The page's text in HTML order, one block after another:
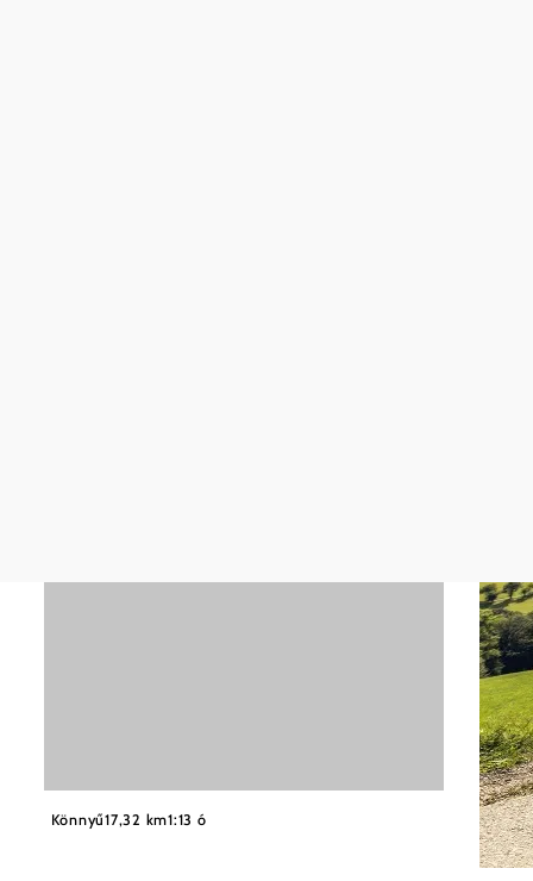
Könnyű17,32 km1:13 ó